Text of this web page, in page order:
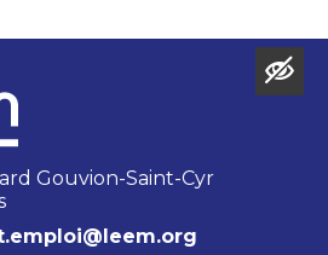
Gouvion-Saint-Cyr